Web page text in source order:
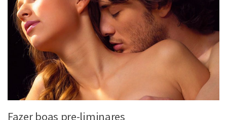
Fazer boas pre-liminares